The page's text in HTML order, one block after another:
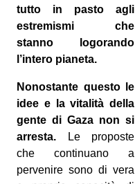
tutto in pasto agli
estremismi che
stanno logorando
l’intero pianeta.
Nonostante questo le
idee e la vitalità della
gente di Gaza non si
arresta.
Le proposte
che continuano a
pervenire sono di vera